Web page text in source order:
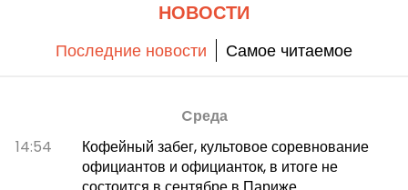
НОВОСТИ
Последние новости Самое читаемое
Cреда
14:54
Кофейный забег, культовое соревнование
официантов и официанток, в итоге не